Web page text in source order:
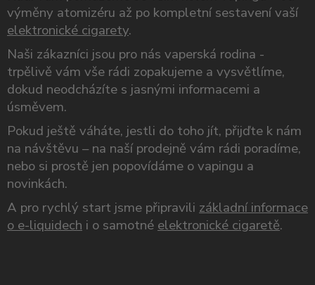
výměny atomizéru až po kompletní sestavení vaší
elektronické cigarety.
Naši zákazníci jsou pro nás vaperská rodina -
trpělivě vám vše rádi zopakujeme a vysvětlíme,
dokud neodcházíte s jasnými informacemi a
úsměvem.
Pokud ještě váháte, jestli do toho jít, přijďte k nám
na návštěvu – na naší prodejně vám rádi poradíme,
nebo si prostě jen popovídáme o vapingu a
novinkách.
A pro rychlý start jsme připravili základní informace
o e-liquidech i o samotné elektronické cigaretě.